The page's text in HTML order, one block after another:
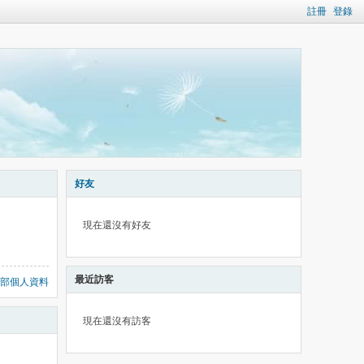
註冊 登錄
個人資料
好友
現在還沒有好友
最近訪客
現在還沒有訪客